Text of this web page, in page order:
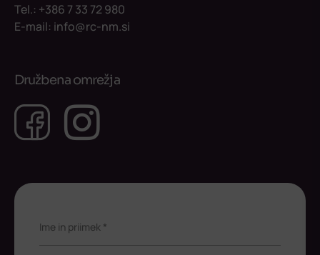
Tel.: +386 7 33 72 980
E-mail: info@rc-nm.si
Družbena omrežja
Facebook
Instagram
Ime in priimek *